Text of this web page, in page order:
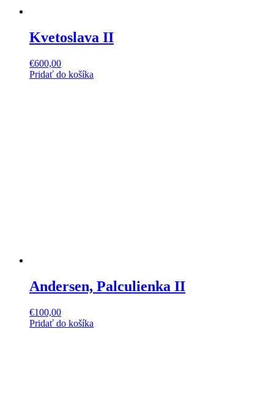
Kvetoslava II
€600,00
Pridať do košíka
Andersen, Palculienka II
€100,00
Pridať do košíka